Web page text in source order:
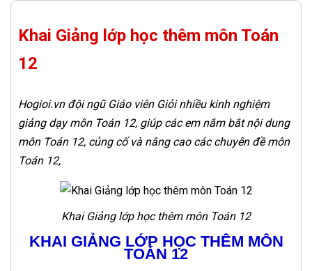
Khai Giảng lớp học thêm môn Toán
12
Hogioi.vn đội ngũ Giáo viên Giỏi nhiều kinh nghiệm
giảng dạy môn Toán 12, giúp các em nắm bắt nội dung
môn Toán 12, củng cố và nâng cao các chuyên đề môn
Toán 12,
Khai Giảng lớp học thêm môn Toán 12
KHAI GIẢNG LỚP HỌC THÊM MÔN
TOÁN 12